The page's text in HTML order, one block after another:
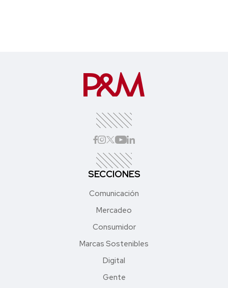
SECCIONES
Comunicación
Mercadeo
Consumidor
Marcas Sostenibles
Digital
Gente